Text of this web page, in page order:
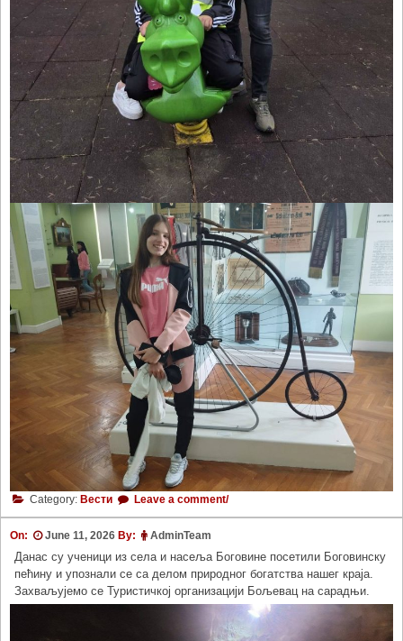
Category: Вести Leave a comment/
On: June 11, 2026 By: AdminTeam
Данас су ученици из села и насеља Боговине посетили Боговинску
пећину и упознали се са делом природног богатства нашег краја.
Захваљујемо се Туристичкој организацији Бољевац на сарадњи.